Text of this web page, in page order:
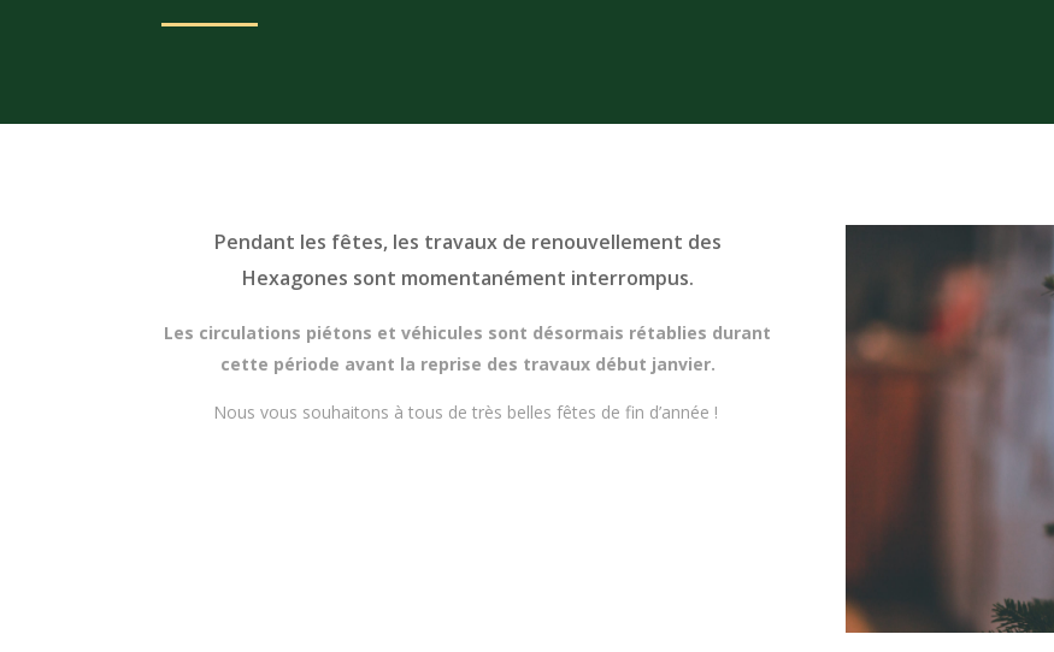
Pendant les fêtes, les travaux de renouvellement des
Hexagones sont momentanément interrompus.
Les circulations piétons et véhicules sont désormais rétablies durant
cette période avant la reprise des travaux début janvier.
Nous vous souhaitons à tous de très belles fêtes de fin d’année !